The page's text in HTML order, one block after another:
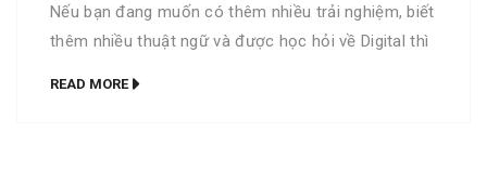
Nếu bạn đang muốn có thêm nhiều trải nghiệm, biết
thêm nhiều thuật ngữ và được học hỏi về Digital thì
READ MORE